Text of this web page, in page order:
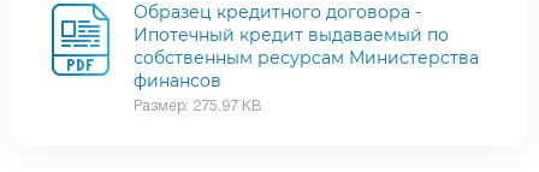
Образец кредитного договора -
Ипотечный кредит выдаваемый по
собственным ресурсам Министерства
финансов
Размер: 275.97 KB